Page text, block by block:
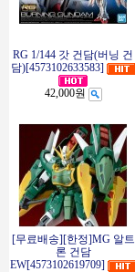
RG 1/144 갓 건담(버닝 건
담)[4573102633583]
42,000원
[무료배송][한정]MG 알트
론 건담
EW[4573102619709]